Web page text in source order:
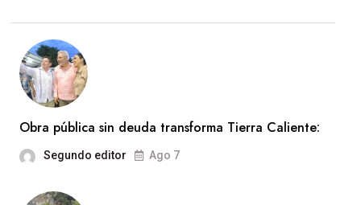
Obra pública sin deuda transforma Tierra Caliente:
Segundo editor Ago 7